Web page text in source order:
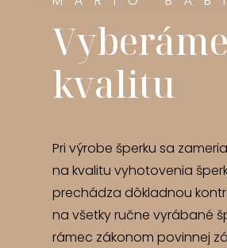
kvalitu
Pri výrobe šperku sa
na kvalitu vyhotovenia
prechádza dôkladnou
na všetky ručne vyrábané
rámec zákonom povinnej